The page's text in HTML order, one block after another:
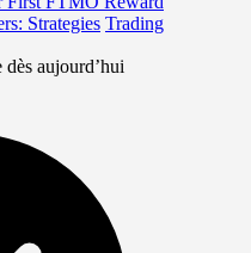
Strategies Trading
aujourd’hui